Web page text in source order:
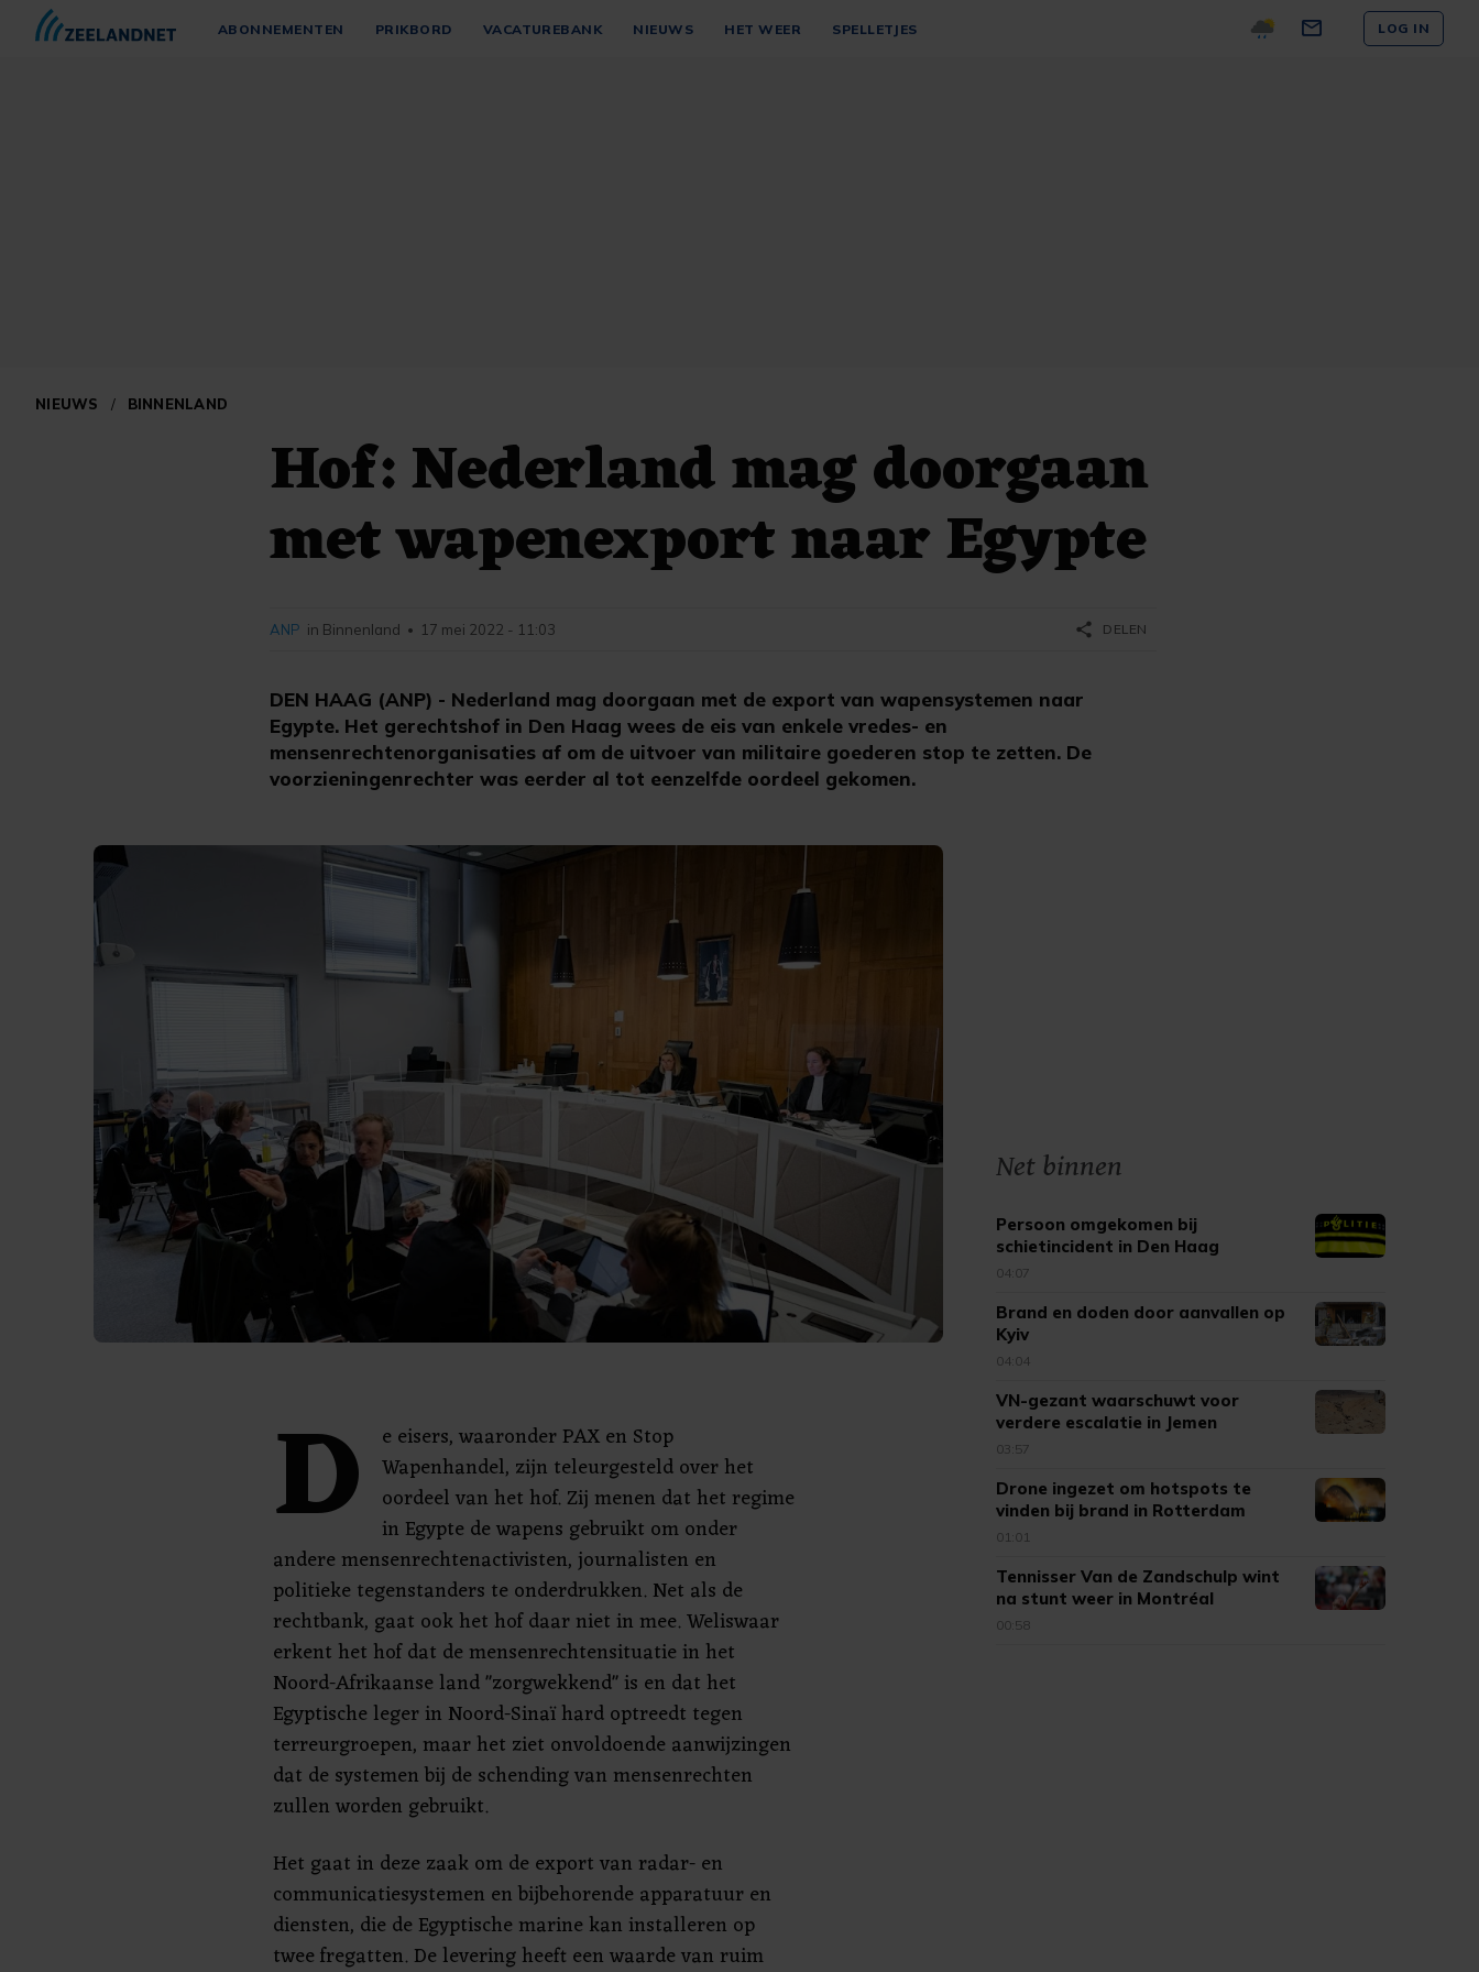
ABONNEMENTEN PRIKBORD VACATUREBANK NIEUWS HET WEER SPELLETJES LOG IN
NIEUWS / BINNENLAND
Hof: Nederland mag doorgaan
met wapenexport naar Egypte
DEN HAAG (ANP) - Nederland mag doorgaan met de export van wapensystemen naar
Egypte. Het gerechtshof in Den Haag wees de eis van enkele vredes- en
mensenrechtenorganisaties af om de uitvoer van militaire goederen stop te zetten. De
voorzieningenrechter was eerder al tot eenzelfde oordeel gekomen.
ANP in Binnenland • 17 mei 2022 - 11:03 share DELEN
D
e eisers, waaronder PAX en Stop
Wapenhandel, zijn teleurgesteld over het
oordeel van het hof. Zij menen dat het regime
in Egypte de wapens gebruikt om onder
andere mensenrechtenactivisten, journalisten en
politieke tegenstanders te onderdrukken. Net als de
rechtbank, gaat ook het hof daar niet in mee. Weliswaar
erkent het hof dat de mensenrechtensituatie in het
Noord-Afrikaanse land "zorgwekkend" is en dat het
Egyptische leger in Noord-Sinaï hard optreedt tegen
terreurgroepen, maar het ziet onvoldoende aanwijzingen
dat de systemen bij de schending van mensenrechten
zullen worden gebruikt.
Het gaat in deze zaak om de export van radar- en
communicatiesystemen en bijbehorende apparatuur en
diensten, die de Egyptische marine kan installeren op
twee fregatten. De levering heeft een waarde van ruim
Net binnen
Persoon omgekomen bij
schietincident in Den Haag
04:07
Brand en doden door aanvallen op
Kyiv
04:04
VN-gezant waarschuwt voor
verdere escalatie in Jemen
03:57
Drone ingezet om hotspots te
vinden bij brand in Rotterdam
01:01
Tennisser Van de Zandschulp wint
na stunt weer in Montréal
00:58